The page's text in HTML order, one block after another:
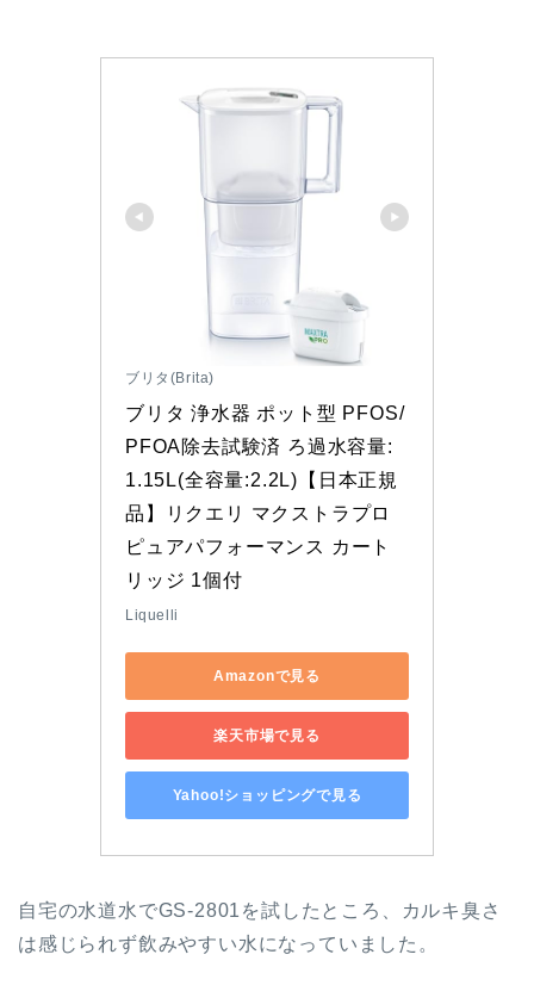
ブリタ(Brita)
ブリタ 浄水器 ポット型 PFOS/
PFOA除去試験済 ろ過水容量:
1.15L(全容量:2.2L)【日本正規
品】リクエリ マクストラプロ
ピュアパフォーマンス カート
リッジ 1個付
Liquelli
Amazonで見る
楽天市場で見る
Yahoo!ショッピングで見る
自宅の水道水でGS-2801を試したところ、カルキ臭さ
は感じられず飲みやすい水になっていました。